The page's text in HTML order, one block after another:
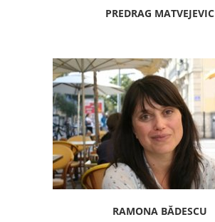
PREDRAG MATVEJEVIC
RAMONA BĂDESCU